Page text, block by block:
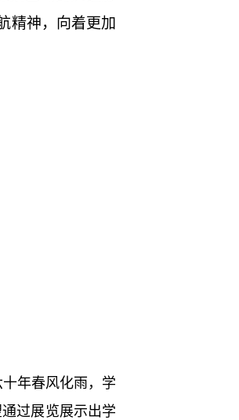
精神，向着更加
年春风化雨，学
过展览展示出学